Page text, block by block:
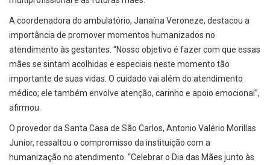
A coordenadora do ambulatório, Janaína Veroneze, destacou a
importância de promover momentos humanizados no
atendimento às gestantes. “Nosso objetivo é fazer com que essas
mães se sintam acolhidas e especiais neste momento tão
importante de suas vidas. O cuidado vai além do atendimento
médico; ele também envolve atenção, carinho e apoio emocional”,
afirmou.
O provedor da Santa Casa de São Carlos, Antonio Valério Morillas
Junior, ressaltou o compromisso da instituição com a
humanização no atendimento. “Celebrar o Dia das Mães junto às